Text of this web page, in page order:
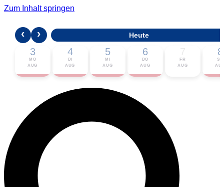
Zum Inhalt springen
🎟 Karten bestellen
‹ › Heute
3
MO
AUG
4
DI
AUG
5
MI
AUG
6
DO
AUG
FR
AUG
8
SA